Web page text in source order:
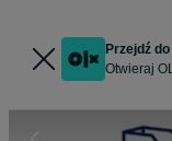
Przejdź
Otwieraj